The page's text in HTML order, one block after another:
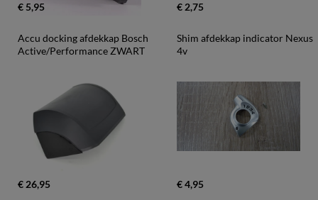
€ 5,95 € 2,75
Accu docking afdekkap Bosch
Active/Performance ZWART
€ 26,95
Shim afdekkap indicator Nexus
4v
€ 4,95